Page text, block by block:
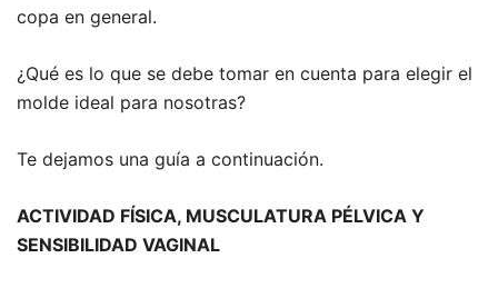
copa en general.
¿Qué es lo que se debe tomar en cuenta para elegir el
molde ideal para nosotras?
Te dejamos una guía a continuación.
ACTIVIDAD FÍSICA, MUSCULATURA PÉLVICA Y
SENSIBILIDAD VAGINAL